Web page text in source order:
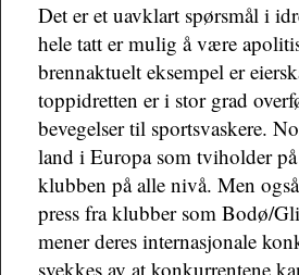
Det er et uavklart spørsmål i
hele tatt er mulig å være
brennaktuelt eksempel er
toppidretten er i stor grad
bevegelser til sportsvaskere.
land i Europa som tviholder
klubben på alle nivå. Men
press fra klubber som Bodø/
mener deres internasjonale
svekkes av at konkurrentene